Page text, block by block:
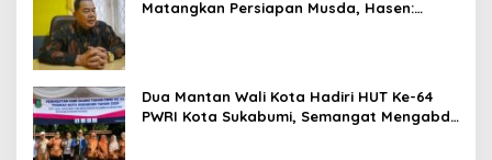
Matangkan Persiapan Musda, Hasen:
Dua Mantan Wali Kota Hadiri HUT Ke-64
PWRI Kota Sukabumi, Semangat Mengabdi